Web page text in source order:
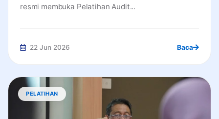
resmi membuka Pelatihan Audit...
22 Jun 2026 Baca
PELATIHAN